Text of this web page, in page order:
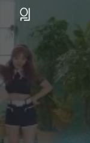
Skip
to
main
content